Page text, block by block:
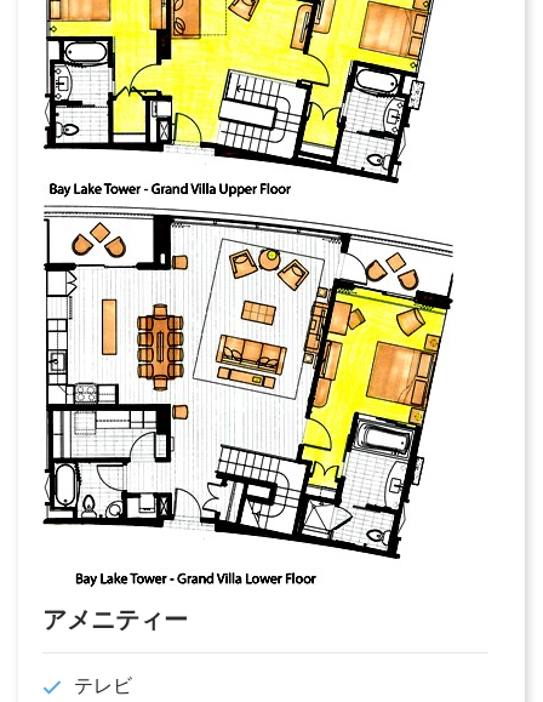
アメニティー
テレビ